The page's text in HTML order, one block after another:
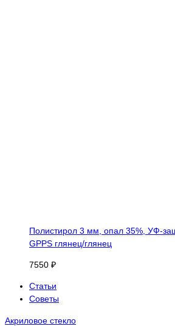
Полистирол 3 мм, опал 35%, УФ-
GPPS глянец/глянец
7550 ₽
Статьи
Советы
Акриловое стекло